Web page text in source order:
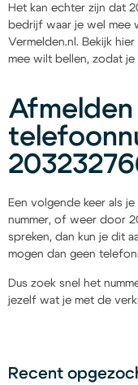
Het kan echter zijn dat
bedrijf waar je wel mee
Vermelden.nl. Bekijk
mee wilt bellen, zodat je
Een volgende keer als
nummer, of weer door
spreken, dan kun je dit
mogen dan geen
Dus zoek snel het
jezelf wat je met de
Recent